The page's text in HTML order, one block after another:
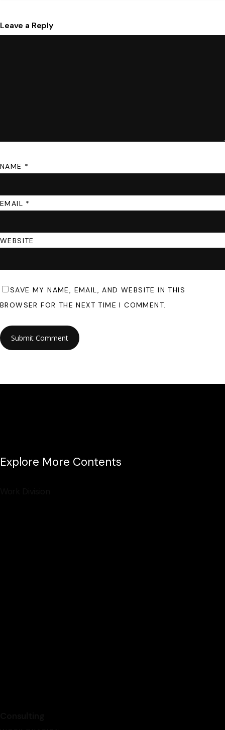
Leave a Reply
NAME *
EMAIL *
WEBSITE
SAVE MY NAME, EMAIL, AND WEBSITE IN THIS
BROWSER FOR THE NEXT TIME I COMMENT.
Explore More Contents